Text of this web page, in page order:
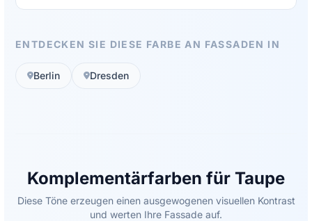
ENTDECKEN SIE DIESE FARBE AN FASSADEN IN
Berlin Dresden
Komplementärfarben für Taupe
Diese Töne erzeugen einen ausgewogenen visuellen Kontrast
und werten Ihre Fassade auf.